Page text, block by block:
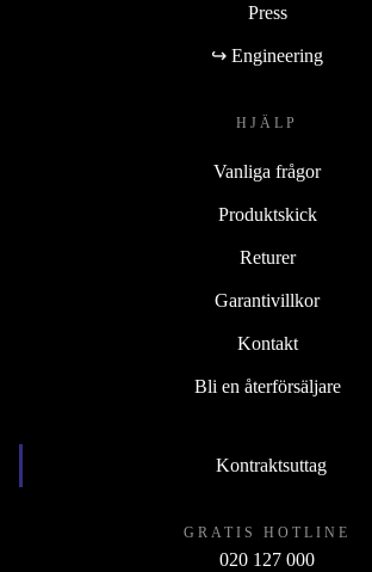
Press
↪ Engineering
HJÄLP
Vanliga frågor
Produktskick
Returer
Garantivillkor
Kontakt
Bli en återförsäljare
Kontraktsuttag
GRATIS HOTLINE
020 127 000